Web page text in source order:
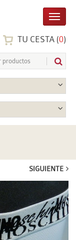
TU CESTA (0)
SIGUIENTE